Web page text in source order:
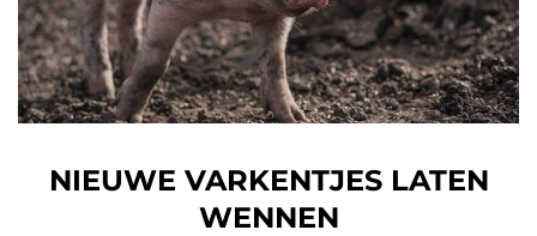
NIEUWE VARKENTJES LATEN
WENNEN